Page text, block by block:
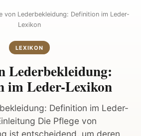
von Lederbekleidung: Definition im Leder-
Lexikon
LEXIKON
Lederbekleidung:
im Leder-Lexikon
Definition im Leder-
Die Pflege von
ist entscheidend, um deren